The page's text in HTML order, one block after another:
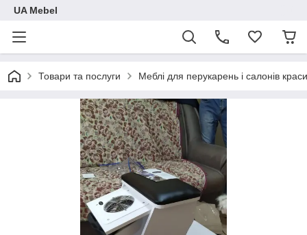
UA Mebel
Товари та послуги Меблі для перукарень і салонів краси